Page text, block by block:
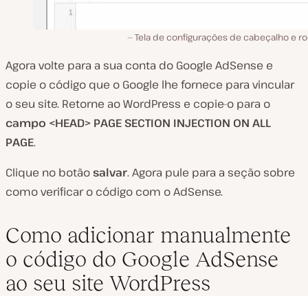
Tela de configurações de cabeçalho e
Agora volte para a sua conta do Google AdSense e
copie o código que o Google lhe fornece para vincular
o seu site. Retorne ao WordPress e copie-o para o
campo <HEAD> PAGE SECTION INJECTION ON ALL
PAGE.
Clique no botãosalvar. Agora pule para a seção sobre
como verificar o código com o AdSense.
Como adicionar manualmente
o código do Google AdSense
ao seu site WordPress